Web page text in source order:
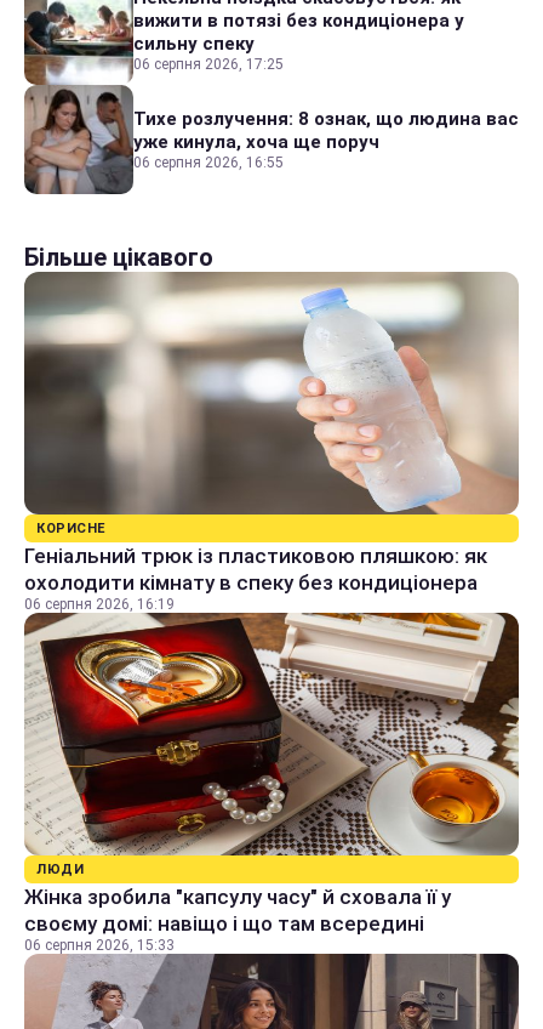
вижити в потязі без кондиціонера у
сильну спеку
06 серпня 2026, 17:25
Тихе розлучення: 8 ознак, що людина вас
уже кинула, хоча ще поруч
06 серпня 2026, 16:55
Більше цікавого
КОРИСНЕ
Геніальний трюк із пластиковою пляшкою: як
охолодити кімнату в спеку без кондиціонера
06 серпня 2026, 16:19
ЛЮДИ
Жінка зробила "капсулу часу" й сховала її у
своєму домі: навіщо і що там всередині
06 серпня 2026, 15:33